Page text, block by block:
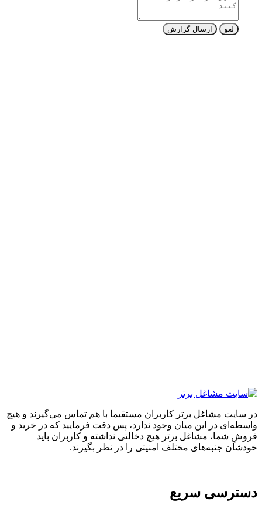
ارسال گزارش
مشاغل برتر کاربران مستقیما با هم تماس می‌گیرند و هیچ
در این میان وجود ندارد، پس دقت فرمایید که در خرید و
شما، مشاغل برتر هیچ دخالتی نداشته و کاربران باید
جنبه‌های مختلف امنیتی را در نظر بگیرند.
سریع